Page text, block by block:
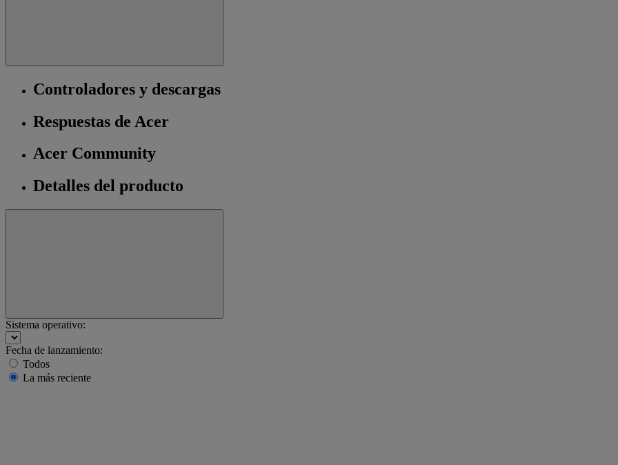
Controladores y descargas
Respuestas de Acer
Acer Community
Detalles del producto
Sistema operativo:
Fecha de lanzamiento:
Todos
La más reciente